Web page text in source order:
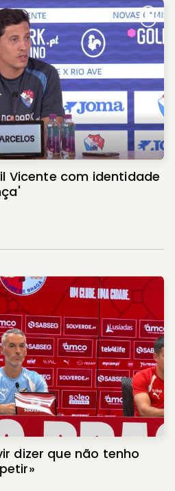
Vicente com identidade
dizer que não tenho